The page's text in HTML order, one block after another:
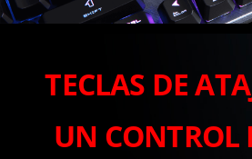
TECLAS DE
UN CONTROL